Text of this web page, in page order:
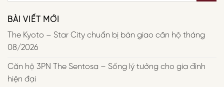
BÀI VIẾT MỚI
The Kyoto – Star City chuẩn bị bàn giao căn hộ tháng
08/2026
Căn hộ 3PN The Sentosa – Sống lý tưởng cho gia đình
hiện đại